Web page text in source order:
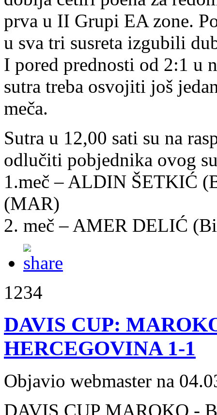
prva u II Grupi EA zone.
u sva tri susreta izgubili
I pored prednosti od 2:1 u
sutra treba osvojiti još
meča.
Sutra u 12,00 sati su na
odlučiti pobjednika ovog
1.meč – ALDIN ŠETKIĆ
(MAR)
2. meč – AMER DELIĆ
1234
DAVIS CUP:
HERCEGOVINA 1-1
Objavio webmaster na
DAVIS CUP MAROKO -